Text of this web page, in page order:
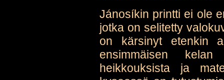
Jánosíkin printti ei ole
jotka on selitetty
on kärsinyt etenkin
ensimmäisen
heikkouksista ja